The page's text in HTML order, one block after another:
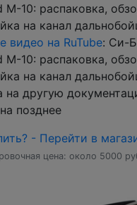
M-10: распаковка,
на канал
видео на RuTube: Си-
M-10: распаковка,
на канал
на другую
позднее
- Перейти в
цена: около 5000